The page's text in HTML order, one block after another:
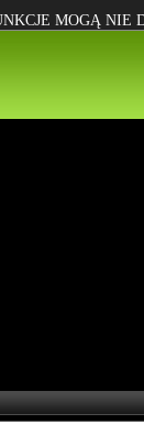
MOGĄ NIE